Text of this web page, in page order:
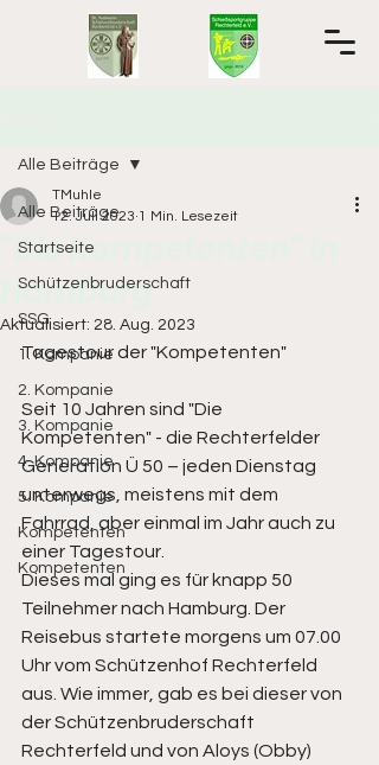
Alle Beiträge
Startseite
Schützenbruderschaft
SSG
1. Kompanie
2. Kompanie
3. Kompanie
4. Kompanie
5. Kompanie
Kompetenten
Kompetenten
Alle Beiträge
"Die Kompetenten" in
Hamburg
TMuhle
12. Juli 2023 1 Min. Lesezeit
Aktualisiert: 28. Aug. 2023
Tagestour der "Kompetenten"
Seit 10 Jahren sind "Die
Kompetenten" - die Rechterfelder
Generation Ü 50 – jeden Dienstag
unterwegs, meistens mit dem
Fahrrad, aber einmal im Jahr auch zu
einer Tagestour.
Dieses mal ging es für knapp 50
Teilnehmer nach Hamburg. Der
Reisebus startete morgens um 07.00
Uhr vom Schützenhof Rechterfeld
aus. Wie immer, gab es bei dieser von
der Schützenbruderschaft
Rechterfeld und von Aloys (Obby)